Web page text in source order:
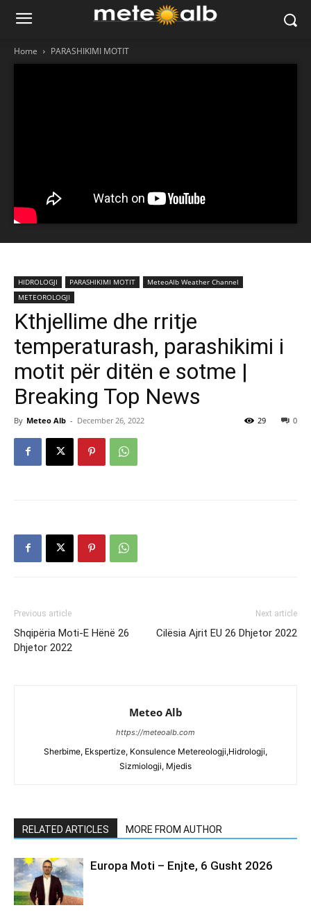
Home PARASHIKIMI MOTIT
HIDROLOGJI PARASHIKIMI MOTIT
MeteoAlb Weather Channel
METEOROLOGJI
Kthjellime dhe rritje
temperaturash, parashikimi i
motit për ditën e sotme |
Breaking Top News
By Meteo Alb - December 26, 2022 0
29
Previous article
Shqipëria Moti-E Hënë 26
Dhjetor 2022
Next article
Cilësia Ajrit EU 26 Dhjetor 2022
Meteo Alb
https://meteoalb.com
Sherbime, Ekspertize, Konsulence Metereologji,Hidrologji,
Sizmiologji, Mjedis
RELATED ARTICLES MORE FROM AUTHOR
Europa Moti – Enjte, 6 Gusht 2026